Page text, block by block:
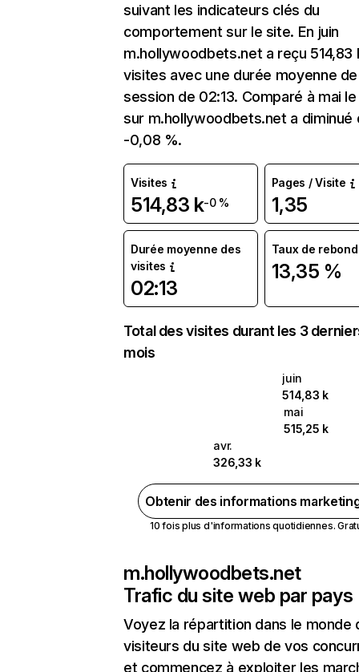
suivant les indicateurs clés du
comportement sur le site. En juin
m.hollywoodbets.net a reçu 514,83
visites avec une durée moyenne
session de 02:13. Comparé à mai
sur m.hollywoodbets.net a diminué
-0,08 %.
Visites
514,83 k-0 %
Pages / Visite
1,35
Durée moyenne des
visites
02:13
Taux de rebond
13,35 %
Total des visites durant les 3
mois
juin
514,83 k
mai
515,25 k
avr.
326,33 k
Obtenir des informations
10 fois plus d'informations quotidiennes.
m.hollywoodbets.net
Trafic du site web par pays
Voyez la répartition dans le monde
visiteurs du site web de vos
et commencez à exploiter les